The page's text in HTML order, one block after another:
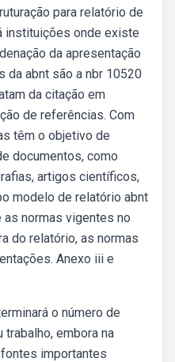
para relatório de
instituições onde existe
da apresentação
da abnt são a nbr 10520
da citação em
de referências. Com
têm o objetivo de
documentos, como
artigos científicos,
modelo de relatório abnt
normas vigentes no
do relatório, as normas
Anexo iii e
o número de
embora na
importantes